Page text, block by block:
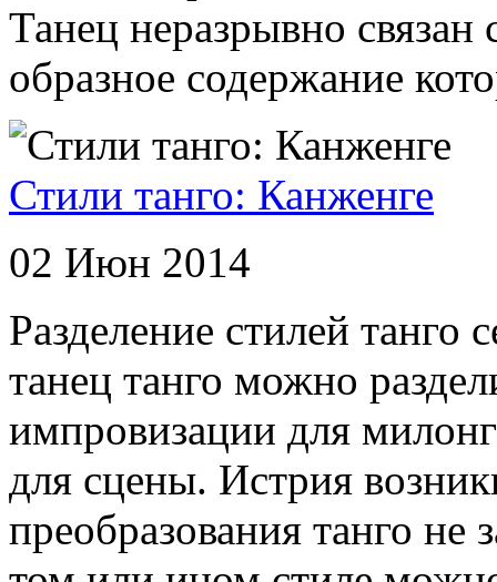
Танец неразрывно
образное содержание
Стили танго: Канженге
02 Июн 2014
Разделение стилей танго
танец танго можно
импровизации для
для сцены. Истрия
преобразования танго не